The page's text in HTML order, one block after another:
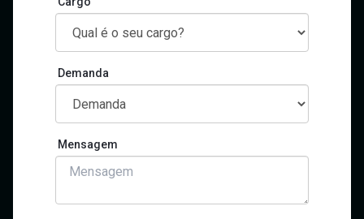
Demanda
Mensagem